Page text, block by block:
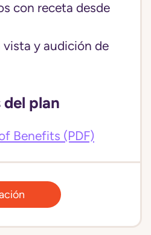
con receta desde
vista y audición de
plan
Benefits (PDF)